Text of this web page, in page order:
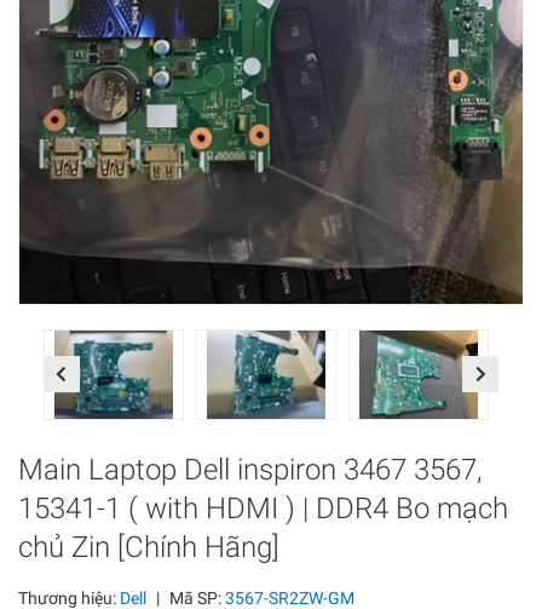
Previous Next
Main Laptop Dell inspiron 3467 3567,
15341-1 ( with HDMI ) | DDR4 Bo mạch
chủ Zin [Chính Hãng]
Thương hiệu: Dell | Mã SP:3567-SR2ZW-GM